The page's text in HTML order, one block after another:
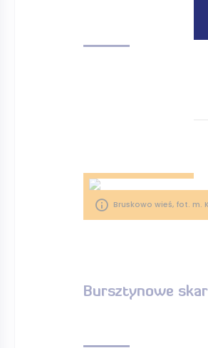
Bruskowo wieś, fot. m.
Bursztynowe